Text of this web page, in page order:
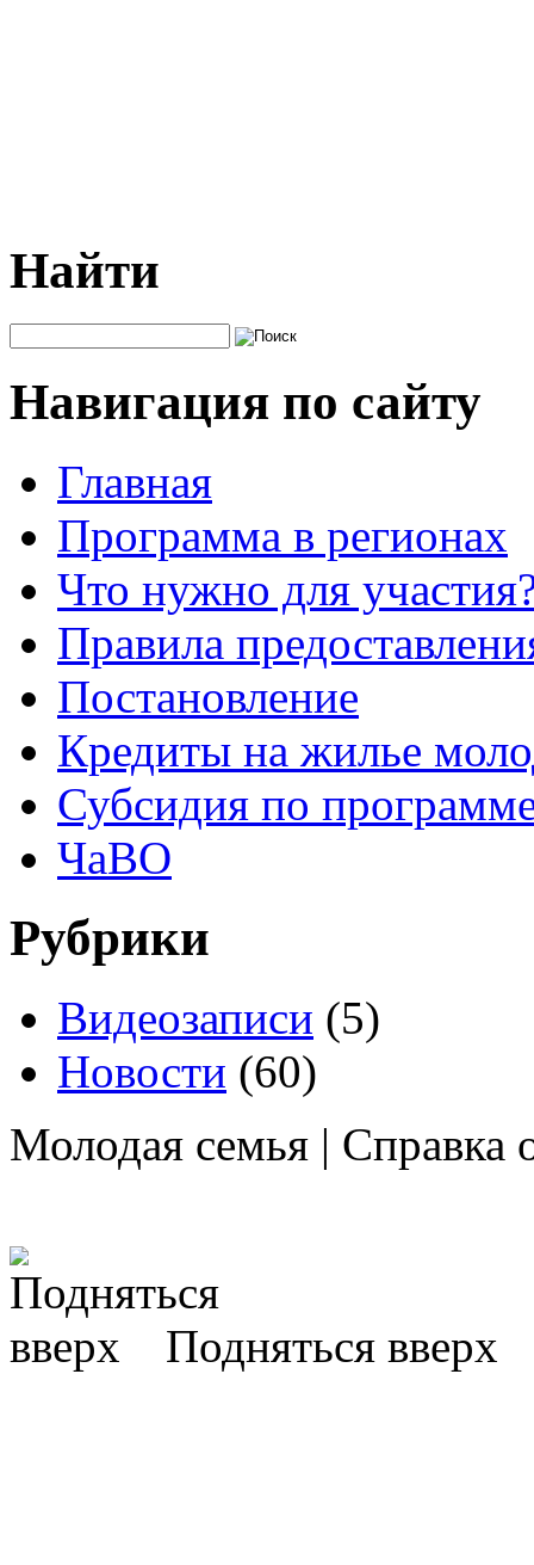
Найти
Навигация по сайту
Главная
Программа в регионах
Что нужно для
Правила
Постановление
Кредиты на жилье
Субсидия по
ЧаВО
Рубрики
Видеозаписи (5)
Новости (60)
Молодая семья |
Подняться вверх